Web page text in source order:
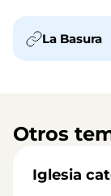
La Basura
Otros
Iglesia